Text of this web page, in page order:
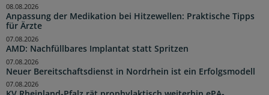
Anpassung der Medikation bei Hitzewellen: Praktische Tipps
für Ärzte
08.08.2026
AMD: Nachfüllbares Implantat statt Spritzen
07.08.2026
Neuer Bereitschaftsdienst in Nordrhein ist ein Erfolgsmodell
07.08.2026
07.08.2026